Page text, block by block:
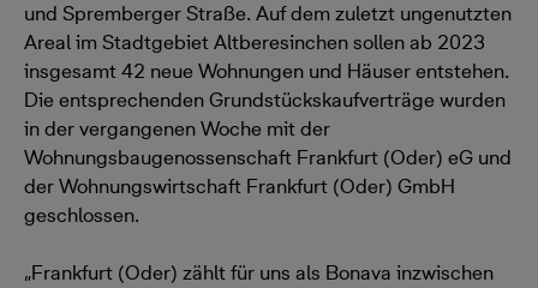
und Spremberger Straße. Auf dem zuletzt ungenutzten
Areal im Stadtgebiet Altberesinchen sollen ab 2023
insgesamt 42 neue Wohnungen und Häuser entstehen.
Die entsprechenden Grundstückskaufverträge wurden
in der vergangenen Woche mit der
Wohnungsbaugenossenschaft Frankfurt (Oder) eG und
der Wohnungswirtschaft Frankfurt (Oder) GmbH
geschlossen.
„Frankfurt (Oder) zählt für uns als Bonava inzwischen